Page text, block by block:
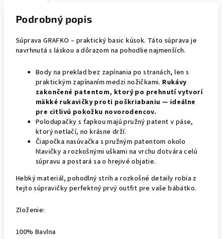
Podrobný popis
Súprava GRAFKO – praktický basic kúsok. Táto súprava je
navrhnutá s láskou a dôrazom na pohodlie najmenších.
Body na preklad bez zapínania po stranách, len s
praktickým zapínaním medzi nožičkami. Rukávy
zakončené patentom, ktorý po prehnutí vytvorí
mäkké rukavičky proti poškriabaniu — ideálne
pre citlivú pokožku novorodencov.
Polodupačky s ťapkou majú pružný patent v páse,
ktorý netlačí, no krásne drží.
Čiapočka nasúvačka s pružným patentom okolo
hlavičky a rozkošnými uškami na vrchu dotvára celú
súpravu a postará sa o hrejivé objatie.
Hebký materiál, pohodlný strih a rozkošné detaily robia z
tejto súpravičky perfektný prvý outfit pre vaše bábätko.
Zloženie:
100% Bavlna